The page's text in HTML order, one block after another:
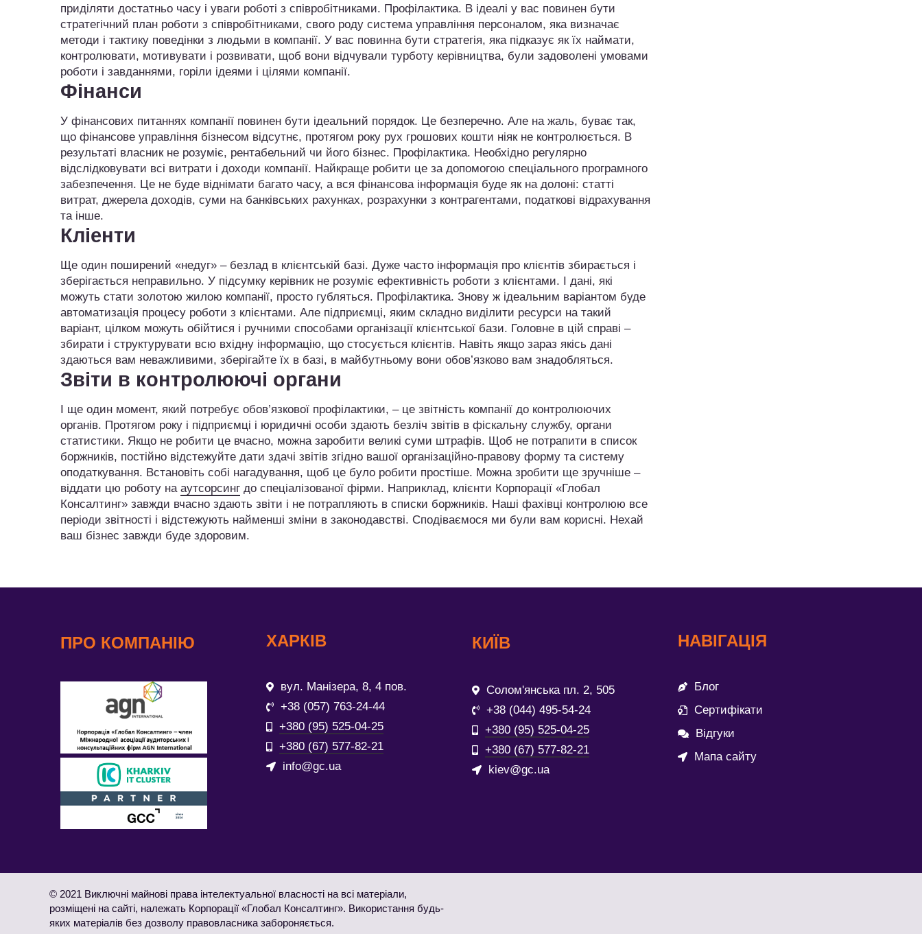
приділяти достатньо часу і уваги роботі з співробітниками. Профілактика. В ідеалі у вас повинен бути
стратегічний план роботи з співробітниками, свого роду система управління персоналом, яка визначає
методи і тактику поведінки з людьми в компанії. У вас повинна бути стратегія, яка підказує як їх наймати,
контролювати, мотивувати і розвивати, щоб вони відчували турботу керівництва, були задоволені умовами
роботи і завданнями, горіли ідеями і цілями компанії.
Фінанси
У фінансових питаннях компанії повинен бути ідеальний порядок. Це безперечно. Але на жаль, буває так,
що фінансове управління бізнесом відсутнє, протягом року рух грошових кошти ніяк не контролюється. В
результаті власник не розуміє, рентабельний чи його бізнес. Профілактика. Необхідно регулярно
відслідковувати всі витрати і доходи компанії. Найкраще робити це за допомогою спеціального програмного
забезпечення. Це не буде віднімати багато часу, а вся фінансова інформація буде як на долоні: статті
витрат, джерела доходів, суми на банківських рахунках, розрахунки з контрагентами, податкові відрахування
та інше.
Кліенти
Ще один поширений «недуг» – безлад в клієнтській базі. Дуже часто інформація про клієнтів збирається і
зберігається неправильно. У підсумку керівник не розуміє ефективність роботи з клієнтами. І дані, які
можуть стати золотою жилою компанії, просто губляться. Профілактика. Знову ж ідеальним варіантом буде
автоматизація процесу роботи з клієнтами. Але підприємці, яким складно виділити ресурси на такий
варіант, цілком можуть обійтися і ручними способами організації клієнтської бази. Головне в цій справі –
збирати і структурувати всю вхідну інформацію, що стосується клієнтів. Навіть якщо зараз якісь дані
здаються вам неважливими, зберігайте їх в базі, в майбутньому вони обов’язково вам знадобляться.
Звіти в контролюючі органи
І ще один момент, який потребує обов’язкової профілактики, – це звітність компанії до контролюючих
органів. Протягом року і підприємці і юридичні особи здають безліч звітів в фіскальну службу, органи
статистики. Якщо не робити це вчасно, можна заробити великі суми штрафів. Щоб не потрапити в список
боржників, постійно відстежуйте дати здачі звітів згідно вашої організаційно-правову форму та систему
оподаткування. Встановіть собі нагадування, щоб це було робити простіше. Можна зробити ще зручніше –
віддати цю роботу на аутсорсинг до спеціалізованої фірми. Наприклад, клієнти Корпорації «Глобал
Консалтинг» завжди вчасно здають звіти і не потрапляють в списки боржників. Наші фахівці контролюю все
періоди звітності і відстежують найменші зміни в законодавстві. Сподіваємося ми були вам корисні. Нехай
ваш бізнес завжди буде здоровим.
ПРО КОМПАНІЮ ХАРКІВ
вул. Манізера, 8, 4 пов.
+38 (057) 763-24-44
+380 (95) 525-04-25
+380 (67) 577-82-21
info@gc.ua
КИЇВ
Солом'янська пл. 2, 505
+38 (044) 495-54-24
+380 (95) 525-04-25
+380 (67) 577-82-21
kiev@gc.ua
НАВІГАЦІЯ
Блог
Сертифікати
Відгуки
Мапа сайту
© 2021 Виключні майнові права інтелектуальної власності на всі матеріали,
розміщені на сайті, належать Корпорації «Глобал Консалтинг». Використання будь-
яких матеріалів без дозволу правовласника забороняється.